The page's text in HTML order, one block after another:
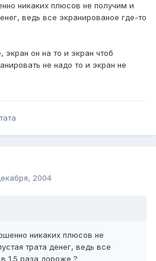
никаких плюсов не получим и
ведь все экранированое где-то
он на то и экран чтоб
не надо то и экран не
2004
никаких плюсов не
трата денег, ведь все
1.5 раза дороже ?